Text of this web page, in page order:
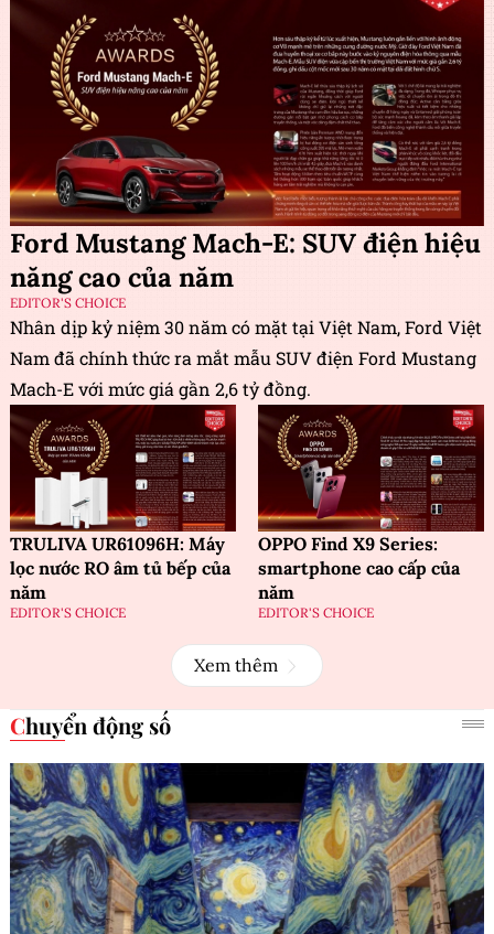
Ford Mustang Mach-E: SUV điện hiệu
năng cao của năm
EDITOR'S CHOICE
Nhân dịp kỷ niệm 30 năm có mặt tại Việt Nam, Ford Việt
Nam đã chính thức ra mắt mẫu SUV điện Ford Mustang
Mach-E với mức giá gần 2,6 tỷ đồng.
TRULIVA UR61096H: Máy
lọc nước RO âm tủ bếp của
năm
EDITOR'S CHOICE
OPPO Find X9 Series:
smartphone cao cấp của
năm
EDITOR'S CHOICE
Xem thêm
Chuyển động số